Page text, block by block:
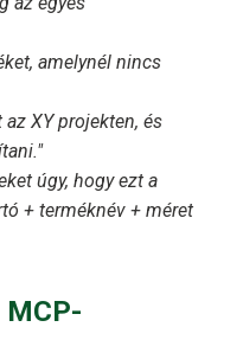
amelynél nincs
XY projekten, és
úgy, hogy ezt a
+ terméknév + méret